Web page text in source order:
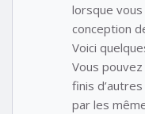
lorsque
conception
Voici
Vous
finis
par les